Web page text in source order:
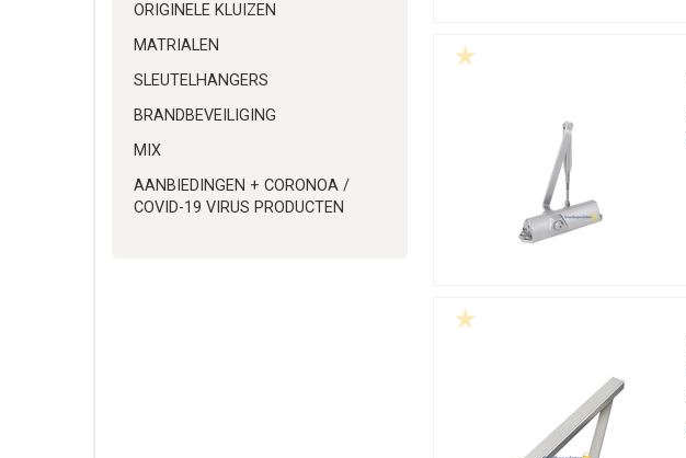
ORIGINELE KLUIZEN
MATRIALEN
SLEUTELHANGERS
BRANDBEVEILIGING
MIX
AANBIEDINGEN + CORONOA /
COVID-19 VIRUS PRODUCTEN